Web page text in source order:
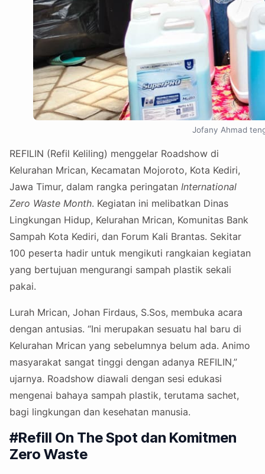
Jofany Ahmad
REFILIN (Refil Keliling) menggelar Roadshow di
Kelurahan Mrican, Kecamatan Mojoroto, Kota Kediri,
Jawa Timur, dalam rangka peringatan International
Zero Waste Month. Kegiatan ini melibatkan Dinas
Lingkungan Hidup, Kelurahan Mrican, Komunitas Bank
Sampah Kota Kediri, dan Forum Kali Brantas. Sekitar
100 peserta hadir untuk mengikuti rangkaian kegiatan
yang bertujuan mengurangi sampah plastik sekali
pakai.
Lurah Mrican, Johan Firdaus, S.Sos, membuka acara
dengan antusias. “Ini merupakan sesuatu hal baru di
Kelurahan Mrican yang sebelumnya belum ada. Animo
masyarakat sangat tinggi dengan adanya REFILIN,”
ujarnya. Roadshow diawali dengan sesi edukasi
mengenai bahaya sampah plastik, terutama sachet,
bagi lingkungan dan kesehatan manusia.
#Refill On The Spot dan Komitmen
Zero Waste